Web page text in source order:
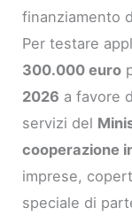
finanziamento
Per testare
300.000 euro
2026 a favore
servizi del
cooperazione
imprese,
speciale di